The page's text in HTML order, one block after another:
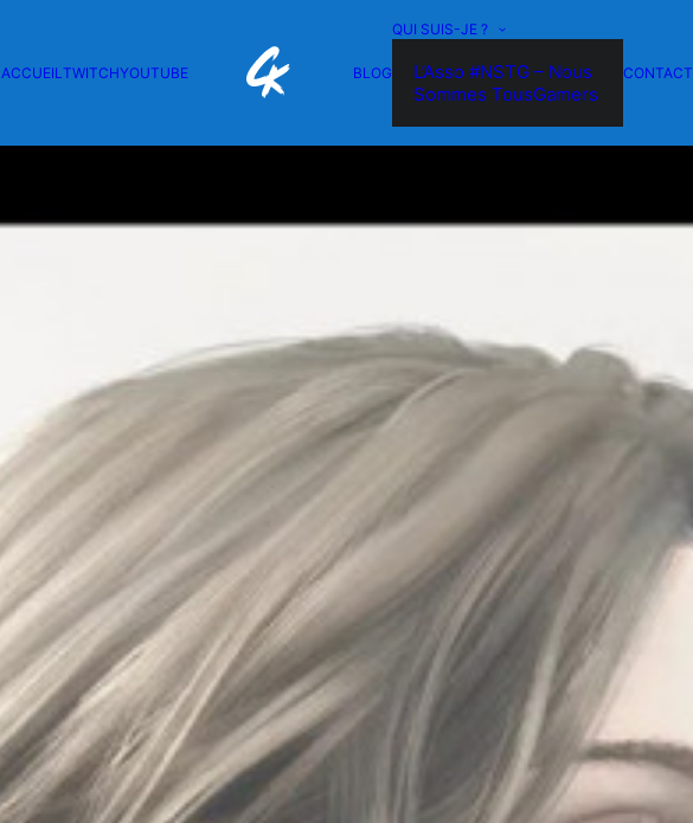
ACCUEILTWITCHYOUTUBE BLOG
QUI SUIS-JE ?
L’Asso #NSTG – Nous
Sommes TousGamers
CONTACT